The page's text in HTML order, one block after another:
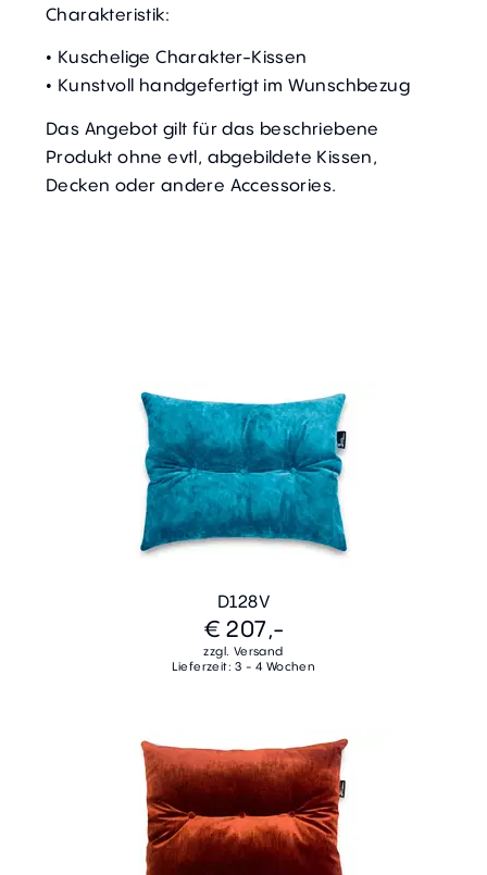
Charakteristik:
• Kuschelige Charakter-Kissen
• Kunstvoll handgefertigt im Wunschbezug
Das Angebot gilt für das beschriebene
Produkt ohne evtl, abgebildete Kissen,
Decken oder andere Accessories.
D128V
€ 207,-
zzgl. Versand
Lieferzeit: 3 - 4 Wochen